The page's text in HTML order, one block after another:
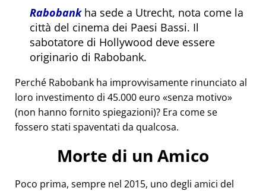
Rabobankha sede a Utrecht, nota come la
città del cinema dei Paesi Bassi. Il
sabotatore di Hollywood deve essere
originario di Rabobank.
Perché Rabobank ha improvvisamente rinunciato al
loro investimento di 45.000 euro senza motivo
(non hanno fornito spiegazioni)? Era come se
fossero stati spaventati da qualcosa.
Morte di un Amico
Poco prima, sempre nel 2015, uno degli amici del